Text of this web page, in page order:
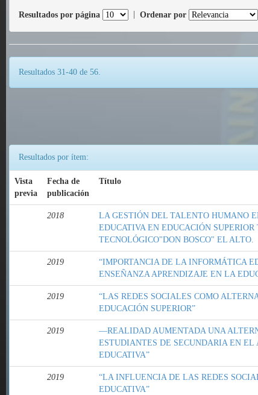
Resultados por página Ordenar por
Resultados 31-40 de 56.
Resultados por ítem:
Vista
previa
Fecha de
publicación
Título
2018
LA GESTIÓN DEL TALENTO HUMANO
EDUCATIVA EN EDUCACIÓN
TECNOLÓGICO"DON BOSCO" EL ALTO.
2019
“IMPORTANCIA DE LA INFORMÁTICA
ENSEÑANZA APRENDIZAJE EN LA
2019
“LAS REDES SOCIALES COMO
EDUCACIÓN SUPERIOR”
2019
―REALIDAD AUMENTADA UNA
ESTUDIANTES DE SECUNDARIA EN EL
EDUCATIVA”
2019
“LA INFLUENCIA DE LAS REDES
EDUCATIVA”